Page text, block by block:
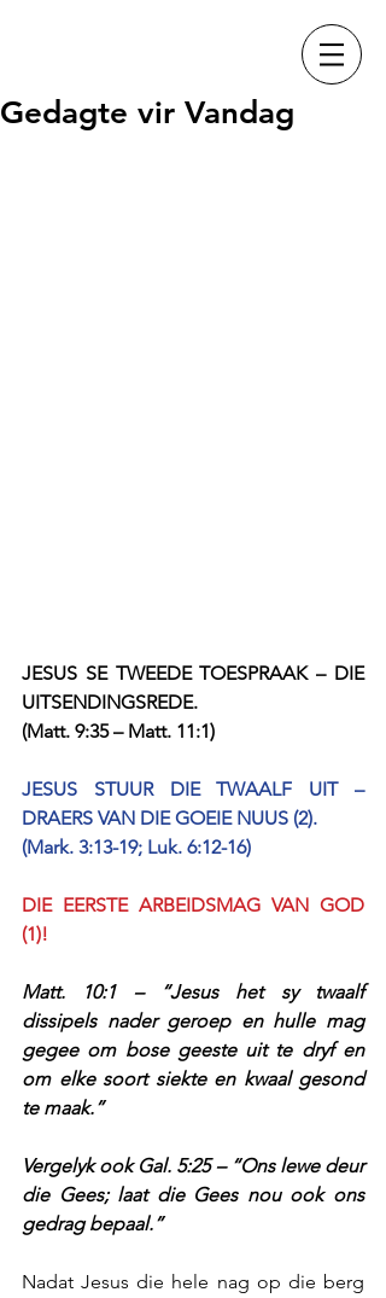
Gedagte vir Vandag
JESUS SE TWEEDE TOESPRAAK – DIE
UITSENDINGSREDE.
(Matt. 9:35 – Matt. 11:1)
JESUS STUUR DIE TWAALF UIT –
DRAERS VAN DIE GOEIE NUUS (2).
(Mark. 3:13-19; Luk. 6:12-16)
DIE EERSTE ARBEIDSMAG VAN GOD
(1)!
Matt. 10:1 – “Jesus het sy twaalf
dissipels nader geroep en hulle mag
gegee om bose geeste uit te dryf en
om elke soort siekte en kwaal gesond
te maak.”
Vergelyk ook Gal. 5:25 – “Ons lewe deur
die Gees; laat die Gees nou ook ons
gedrag bepaal.”
Nadat Jesus die hele nag op die berg